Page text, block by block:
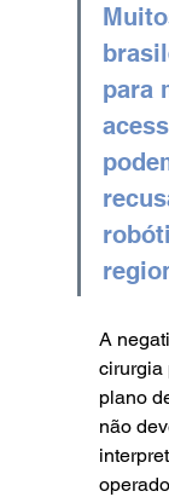
para
A
cirurgia
plano
não